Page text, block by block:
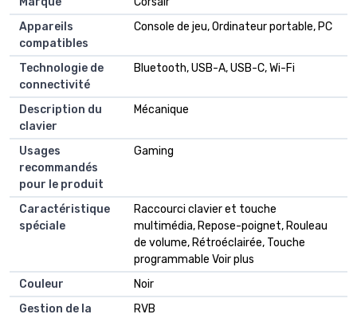
Appareils
compatibles
Console de jeu, Ordinateur portable, PC
Technologie de
connectivité
Bluetooth, USB-A, USB-C, Wi-Fi
Description du
clavier
Mécanique
Usages
recommandés
pour le produit
Gaming
Caractéristique
spéciale
Raccourci clavier et touche
multimédia, Repose-poignet, Rouleau
de volume, Rétroéclairée, Touche
programmable Voir plus
Couleur
Noir
Gestion de la
RVB